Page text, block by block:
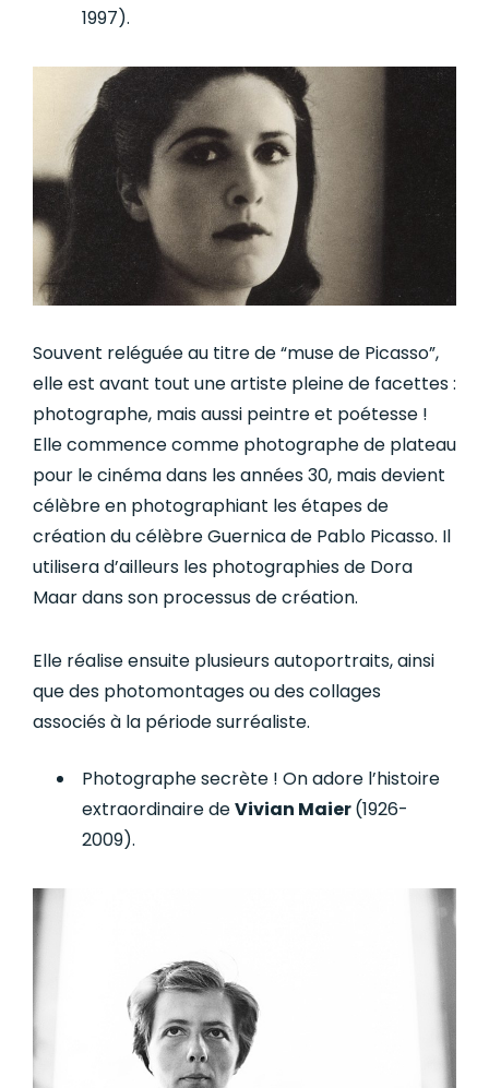
1997).
Souvent reléguée au titre de “muse de Picasso”,
elle est avant tout une artiste pleine de facettes :
photographe, mais aussi peintre et poétesse !
Elle commence comme photographe de plateau
pour le cinéma dans les années 30, mais devient
célèbre en photographiant les étapes de
création du célèbre Guernica de Pablo Picasso. Il
utilisera d’ailleurs les photographies de Dora
Maar dans son processus de création.
Elle réalise ensuite plusieurs autoportraits, ainsi
que des photomontages ou des collages
associés à la période surréaliste.
Photographe secrète ! On adore l’histoire
extraordinaire deVivian Maier(1926-
2009).